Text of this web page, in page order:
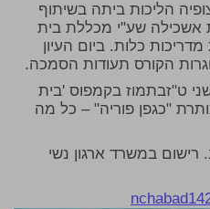
הליכות ביתה בשיתוף
אשכילה שע"י מכללת בית
כלות. ביום העיון
הקורס תעודות הסמכה.
שני ט"זבתמוז בקמפוס 'בית
"כגפן פוריה" – כל מה
במשרד ארגון נשי